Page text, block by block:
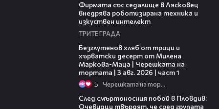
Фирмата със седалище в Лясковец
внедрява роботизирана техника и
изкуствен интелект
ТРИТЕ ГРАДА
Безглутенов хляб от трици и
хърватски десерт от Милена
Маркова-Маца | Черешката на
тортата | 3 авг. 2026 | част 1
5 Черешката на тортата
След смъртоносния побой в Пловдив:
Очевидци твърдят, че сред групата